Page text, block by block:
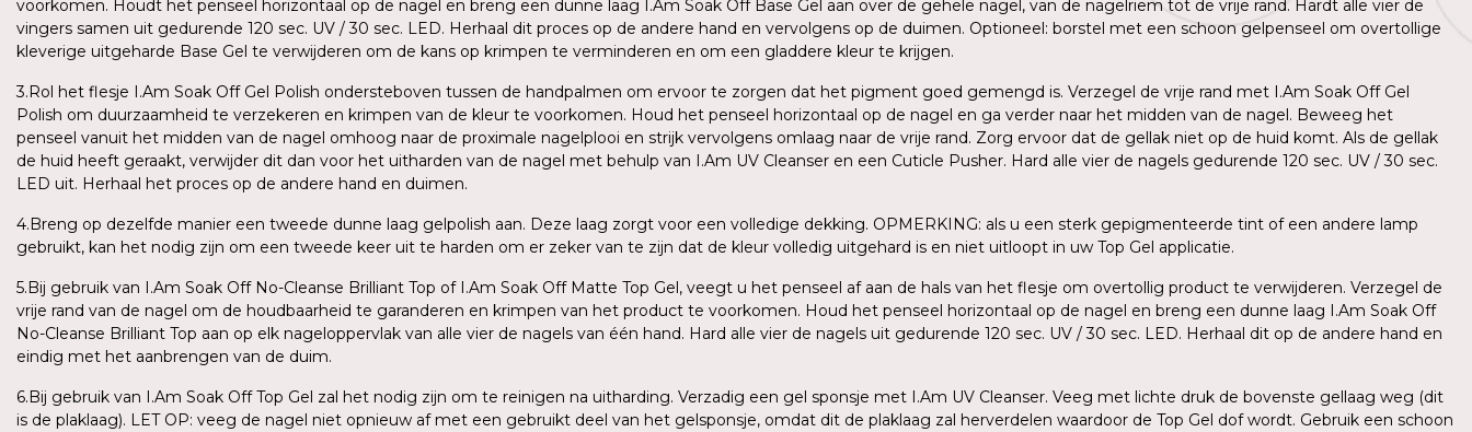
voorkomen. Houdt het penseel horizontaal op de nagel en breng een dunne laag I.Am Soak Off Base Gel aan over de gehele nagel, van de nagelriem tot de vrije rand. Hardt alle vier de
vingers samen uit gedurende 120 sec. UV / 30 sec. LED. Herhaal dit proces op de andere hand en vervolgens op de duimen. Optioneel: borstel met een schoon gelpenseel om overtollige
kleverige uitgeharde Base Gel te verwijderen om de kans op krimpen te verminderen en om een gladdere kleur te krijgen.
3.Rol het flesje I.Am Soak Off Gel Polish ondersteboven tussen de handpalmen om ervoor te zorgen dat het pigment goed gemengd is. Verzegel de vrije rand met I.Am Soak Off Gel
Polish om duurzaamheid te verzekeren en krimpen van de kleur te voorkomen. Houd het penseel horizontaal op de nagel en ga verder naar het midden van de nagel. Beweeg het
penseel vanuit het midden van de nagel omhoog naar de proximale nagelplooi en strijk vervolgens omlaag naar de vrije rand. Zorg ervoor dat de gellak niet op de huid komt. Als de gellak
de huid heeft geraakt, verwijder dit dan voor het uitharden van de nagel met behulp van I.Am UV Cleanser en een Cuticle Pusher. Hard alle vier de nagels gedurende 120 sec. UV / 30 sec.
LED uit. Herhaal het proces op de andere hand en duimen.
4.Breng op dezelfde manier een tweede dunne laag gelpolish aan. Deze laag zorgt voor een volledige dekking. OPMERKING: als u een sterk gepigmenteerde tint of een andere lamp
gebruikt, kan het nodig zijn om een tweede keer uit te harden om er zeker van te zijn dat de kleur volledig uitgehard is en niet uitloopt in uw Top Gel applicatie.
5.Bij gebruik van I.Am Soak Off No-Cleanse Brilliant Top of I.Am Soak Off Matte Top Gel, veegt u het penseel af aan de hals van het flesje om overtollig product te verwijderen. Verzegel de
vrije rand van de nagel om de houdbaarheid te garanderen en krimpen van het product te voorkomen. Houd het penseel horizontaal op de nagel en breng een dunne laag I.Am Soak Off
No-Cleanse Brilliant Top aan op elk nageloppervlak van alle vier de nagels van één hand. Hard alle vier de nagels uit gedurende 120 sec. UV / 30 sec. LED. Herhaal dit op de andere hand en
eindig met het aanbrengen van de duim.
6.Bij gebruik van I.Am Soak Off Top Gel zal het nodig zijn om te reinigen na uitharding. Verzadig een gel sponsje met I.Am UV Cleanser. Veeg met lichte druk de bovenste gellaag weg (dit
is de plaklaag). LET OP: veeg de nagel niet opnieuw af met een gebruikt deel van het gelsponsje, omdat dit de plaklaag zal herverdelen waardoor de Top Gel dof wordt. Gebruik een schoon